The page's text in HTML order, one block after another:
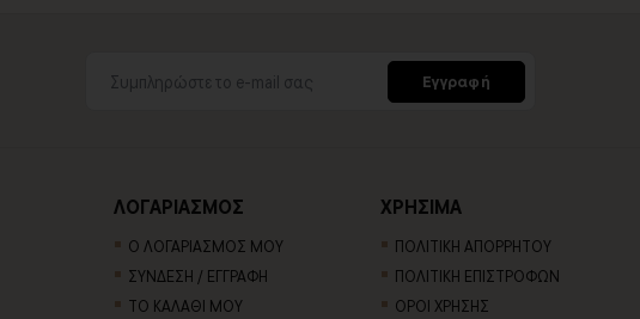
Εγγραφή
ΛΟΓΑΡΙΑΣΜΟΣ
Ο ΛΟΓΑΡΙΑΣΜΟΣ ΜΟΥ
ΣΥΝΔΕΣΗ / ΕΓΓΡΑΦΗ
ΤΟ ΚΑΛΑΘΙ ΜΟΥ
ΧΡΗΣΙΜΑ
ΠΟΛΙΤΙΚΗ ΑΠΟΡΡΗΤΟΥ
ΠΟΛΙΤΙΚΗ ΕΠΙΣΤΡΟΦΩΝ
ΟΡΟΙ ΧΡΗΣΗΣ